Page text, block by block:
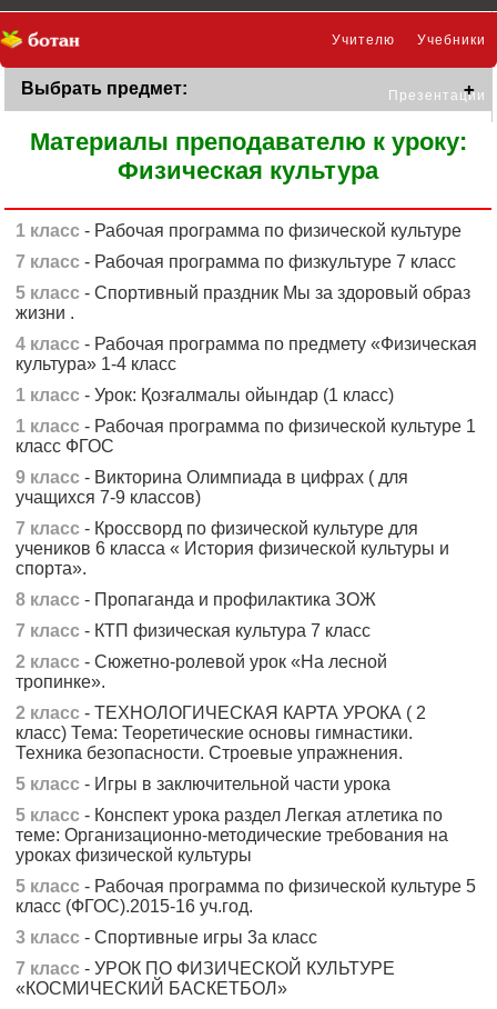
Учебники
Учителю
Презентации
Выбрать предмет:
Материалы преподавателю к уроку:
Физическая культура
1 класс - Рабочая программа по физической культуре
7 класс - Рабочая программа по физкультуре 7 класс
5 класс - Спортивный праздник Мы за здоровый образ
жизни .
4 класс - Рабочая программа по предмету «Физическая
культура» 1-4 класс
1 класс - Урок: Қозғалмалы ойындар (1 класс)
1 класс - Рабочая программа по физической культуре 1
класс ФГОС
9 класс - Викторина Олимпиада в цифрах ( для
учащихся 7-9 классов)
7 класс - Кроссворд по физической культуре для
учеников 6 класса « История физической культуры и
спорта».
8 класс - Пропаганда и профилактика ЗОЖ
7 класс - КТП физическая культура 7 класс
2 класс - Сюжетно-ролевой урок «На лесной
тропинке».
2 класс - ТЕХНОЛОГИЧЕСКАЯ КАРТА УРОКА ( 2
класс) Тема: Теоретические основы гимнастики.
Техника безопасности. Строевые упражнения.
5 класс - Игры в заключительной части урока
5 класс - Конспект урока раздел Легкая атлетика по
теме: Организационно-методические требования на
уроках физической культуры
5 класс - Рабочая программа по физической культуре 5
класс (ФГОС).2015-16 уч.год.
3 класс - Спортивные игры 3а класс
7 класс - УРОК ПО ФИЗИЧЕСКОЙ КУЛЬТУРЕ
«КОСМИЧЕСКИЙ БАСКЕТБОЛ»